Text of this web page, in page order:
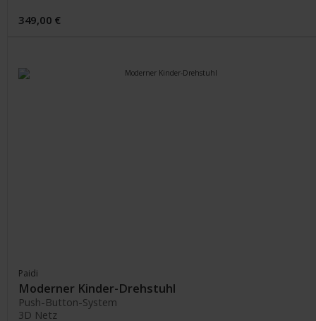
349,00 €
Paidi
Moderner Kinder-Drehstuhl
Push-Button-System
3D Netz